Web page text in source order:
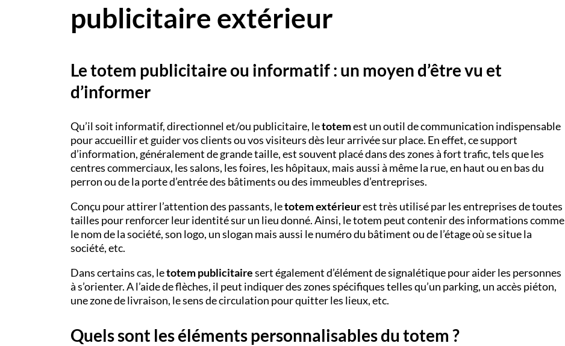
publicitaire extérieur
Le totem publicitaire ou informatif : un moyen d’être vu et
d’informer
Qu’il soit informatif, directionnel et/ou publicitaire, letotemest un outil de communication indispensable
pour accueillir et guider vos clients ou vos visiteurs dès leur arrivée sur place. En effet, ce support
d’information, généralement de grande taille, est souvent placé dans des zones à fort trafic, tels que les
centres commerciaux, les salons, les foires, les hôpitaux, mais aussi à même la rue, en haut ou en bas du
perron ou de la porte d’entrée des bâtiments ou des immeubles d’entreprises.
Conçu pour attirer l’attention des passants, letotem extérieurest très utilisé par les entreprises de toutes
tailles pour renforcer leur identité sur un lieu donné. Ainsi, le totem peut contenir des informations comme
le nom de la société, son logo, un slogan mais aussi le numéro du bâtiment ou de l’étage où se situe la
société, etc.
Dans certains cas, letotem publicitairesert également d’élément de signalétique pour aider les personnes
à s’orienter. A l’aide de flèches, il peut indiquer des zones spécifiques telles qu’un parking, un accès piéton,
une zone de livraison, le sens de circulation pour quitter les lieux, etc.
Quels sont les éléments personnalisables du totem ?